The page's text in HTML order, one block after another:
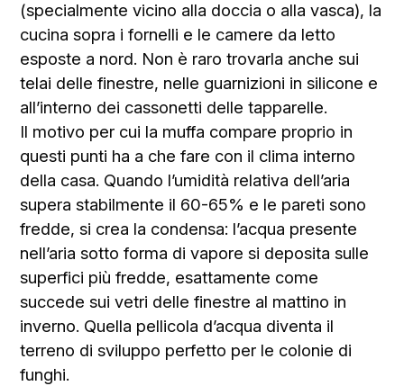
(specialmente vicino alla doccia o alla vasca), la
cucina sopra i fornelli e le camere da letto
esposte a nord. Non è raro trovarla anche sui
telai delle finestre, nelle guarnizioni in silicone e
all’interno dei cassonetti delle tapparelle.
Il motivo per cui la muffa compare proprio in
questi punti ha a che fare con il clima interno
della casa. Quando l’umidità relativa dell’aria
supera stabilmente il 60-65% e le pareti sono
fredde, si crea la condensa: l’acqua presente
nell’aria sotto forma di vapore si deposita sulle
superfici più fredde, esattamente come
succede sui vetri delle finestre al mattino in
inverno. Quella pellicola d’acqua diventa il
terreno di sviluppo perfetto per le colonie di
funghi.